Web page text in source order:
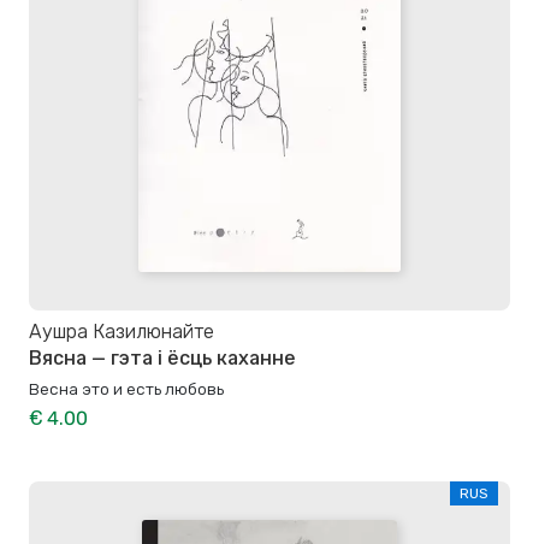
Аушра Казилюнайте
Вясна — гэта і ёсць каханне
Весна это и есть любовь
€ 4.00
RUS